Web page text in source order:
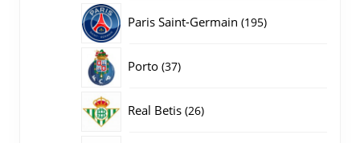
Paris Saint-Germain 195195
Porto 3737
Real Betis 2626